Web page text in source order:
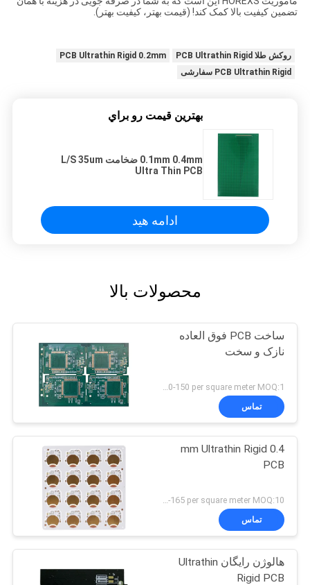
تضمین کیفیت بالا کمک کند! (قیمت بهتر، کیفیت بهتر).
روکش طلا PCB Ultrathin Rigid
PCB Ultrathin Rigid 0.2mm
PCB Ultrathin Rigid سفارشی
بهترين قيمت رو براي
0.1mm 0.4mm ضخامت L/S 35um
Ultra Thin PCB
ادامه هید
محصولات بالا
ساخت PCB فوق العاده
نازک و سخت
US 120-150 per square meter MOQ:1 متر مربع
تماس
0.4 mm Ultrathin Rigid
PCB
US 150-165 per square meter MOQ:10 متر مربع
تماس
هالوژن رایگان Ultrathin
Rigid PCB